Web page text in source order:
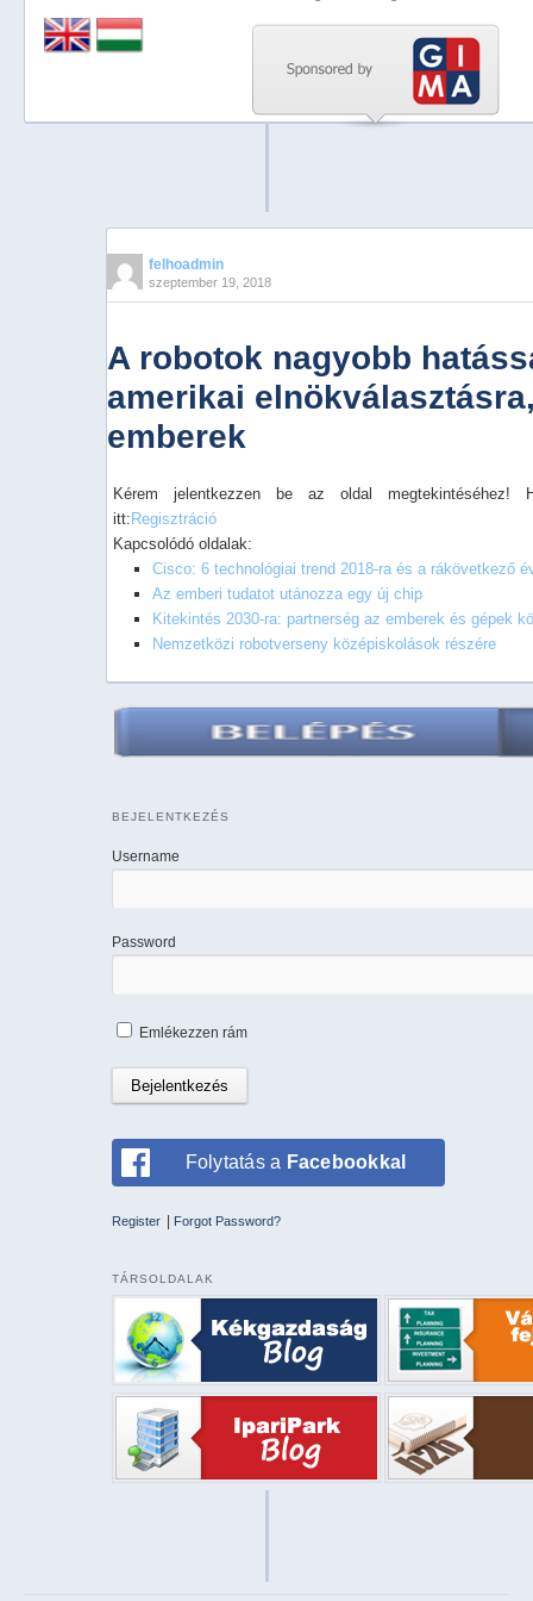
felhoadmin
szeptember 19, 2018
A robotok nagyobb
amerikai
emberek
Kérem jelentkezzen be az oldal megtekintéséhez!
itt: Regisztráció
Kapcsolódó oldalak:
Cisco: 6 technológiai trend 2018-ra és a rákövetkező
Az emberi tudatot utánozza egy új chip
Kitekintés 2030-ra: partnerség az emberek és gépek
Nemzetközi robotverseny középiskolások részére
BEJELENTKEZÉS
Username
Password
Emlékezzen rám
Folytatás a Facebookkal
Register | Forgot Password?
TÁRSOLDALAK